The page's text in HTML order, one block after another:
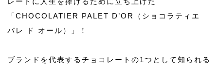
「CHOCOLATIER PALET D’OR（ショコラティエ
パレ ド オール）」！
ブランドを代表するチョコレートの1つとして知られる